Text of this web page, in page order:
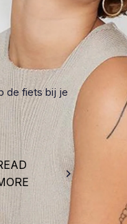
de fiets bij je